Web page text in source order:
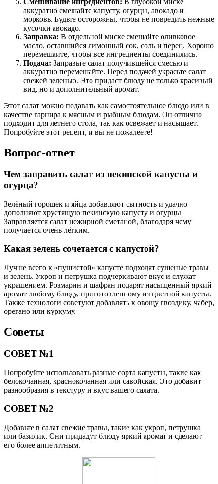
Смешивание ингредиентов: В глубокой миске
аккуратно смешайте капусту, огурцы, авокадо и
морковь. Будьте осторожны, чтобы не повредить нежные
кусочки авокадо.
Заправка: В отдельной миске смешайте оливковое
масло, оставшийся лимонный сок, соль и перец. Хорошо
перемешайте, чтобы все ингредиенты соединились.
Подача: Заправьте салат получившейся смесью и
аккуратно перемешайте. Перед подачей украсьте салат
свежей зеленью. Это придаст блюду не только красивый
вид, но и дополнительный аромат.
Этот салат можно подавать как самостоятельное блюдо или в
качестве гарнира к мясным и рыбным блюдам. Он отлично
подходит для летнего стола, так как освежает и насыщает.
Попробуйте этот рецепт, и вы не пожалеете!
Вопрос-ответ
Чем заправить салат из пекинской капусты и
огурца?
Зелёный горошек и яйца добавляют сытность и удачно
дополняют хрустящую пекинскую капусту и огурцы.
Заправляется салат нежирной сметаной, благодаря чему
получается очень лёгким.
Какая зелень сочетается с капустой?
Лучше всего к «пушистой» капусте подходят сушеные травы
и зелень. Укроп и петрушка подчеркивают вкус и служат
украшением. Розмарин и шафран подарят насыщенный яркий
аромат любому блюду, приготовленному из цветной капусты.
Также технологи советуют добавлять к овощу гвоздику, чабер,
орегано или куркуму.
Советы
СОВЕТ №1
Попробуйте использовать разные сорта капусты, такие как
белокочанная, краснокочанная или савойская. Это добавит
разнообразия в текстуру и вкус вашего салата.
СОВЕТ №2
Добавьте в салат свежие травы, такие как укроп, петрушка
или базилик. Они придадут блюду яркий аромат и сделают
его более аппетитным.